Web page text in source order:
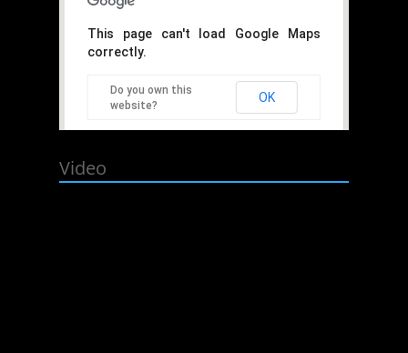
This page can't load Google Maps
correctly.
Do you own this
website?
OK
Video